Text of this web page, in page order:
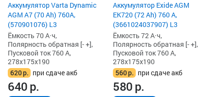
Аккумулятор Varta Dynamic
AGM A7 (70 Ah) 760A,
(570901076) L3
Ёмкость 70 А·ч,
Полярность обратная [- +],
Пусковой ток 760 А,
278x175x190
620р. при сдаче акб
640р.
Аккумулятор Exide AGM
EK720 (72 Ah) 760 А,
(3661024037907) L3
Ёмкость 72 А·ч,
Полярность обратная [- +],
Пусковой ток 760 А,
278x175x190
560р. при сдаче акб
580р.